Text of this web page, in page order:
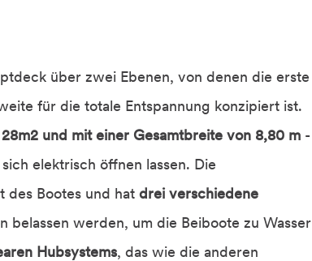
über zwei Ebenen, von denen die erste
für die totale Entspannung konzipiert ist.
28m2 und mit einer Gesamtbreite von 8,80 m -
elektrisch öffnen lassen. Die
des Bootes und hat drei verschiedene
belassen werden, um die Beiboote zu Wasser
Hubsystems, das wie die anderen